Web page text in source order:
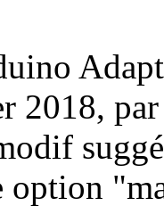
2018,
option